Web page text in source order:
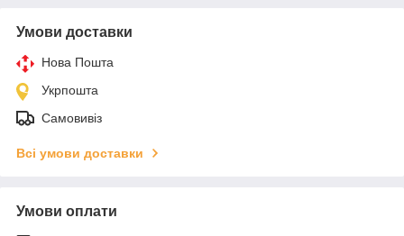
Умови доставки
Нова Пошта
Укрпошта
Самовивіз
Всі умови доставки
Умови оплати